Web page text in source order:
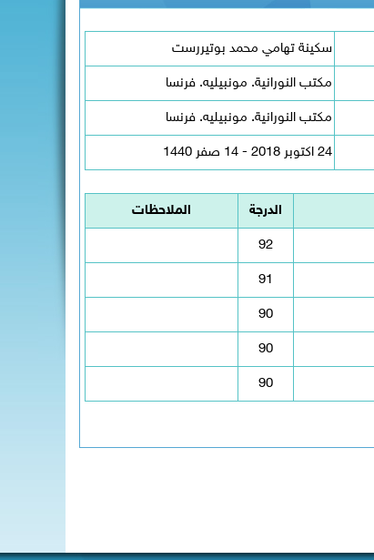
سكينة تهامي محمد بوتيررست
مكتب النورانية. مونبيليه. فرنسا
مكتب النورانية. مونبيليه. فرنسا
24 اكتوبر 2018 - 14 صفر 1440
الدرجة الملاحظات
92
91
90
90
90